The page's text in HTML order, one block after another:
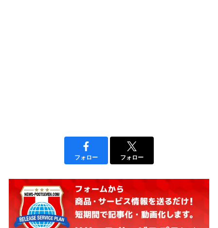
フォロー フォロー